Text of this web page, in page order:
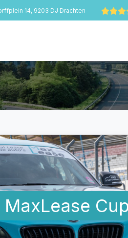
14, 9203 DJ Drachten